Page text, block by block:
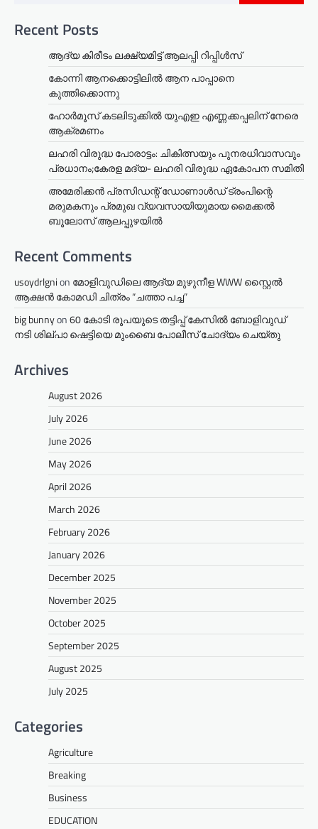
Recent Posts
ആദ്യ കിരീടം ലക്ഷ്യമിട്ട് ആലപ്പി റിപ്പിൾസ്
കോന്നി ആനക്കൊട്ടിലിൽ ആന പാപ്പാനെ
കുത്തിക്കൊന്നു
ഹോർമൂസ് കടലിടുക്കിൽ യുഎഇ എണ്ണക്കപ്പലിന് നേരെ
ആക്രമണം
ലഹരി വിരുദ്ധ പോരാട്ടം: ചികിത്സയും പുനരധിവാസവും
പ്രധാനം;കേരള മദ്യ- ലഹരി വിരുദ്ധ ഏകോപന സമിതി
അമേരിക്കൻ പ്രസിഡന്റ് ഡോണാൾഡ് ട്രംപിന്റെ
മരുമകനും പ്രമുഖ വ്യവസായിയുമായ മൈക്കൽ
ബൂലോസ് ആലപ്പുഴയിൽ
Recent Comments
usoydrlgnion മോളിവുഡിലെ ആദ്യ മുഴുനീള WWW സ്റ്റൈൽ
ആക്ഷൻ കോമഡി ചിത്രം “ചത്താ പച്ച”
big bunnyon60 കോടി രൂപയുടെ തട്ടിപ്പ് കേസിൽ ബോളിവുഡ്
നടി ശില്പാ ഷെട്ടിയെ മുംബൈ പോലീസ് ചോദ്യം ചെയ്തു
Archives
August 2026
July 2026
June 2026
May 2026
April 2026
March 2026
February 2026
January 2026
December 2025
November 2025
October 2025
September 2025
August 2025
July 2025
Categories
Agriculture
Breaking
Business
EDUCATION